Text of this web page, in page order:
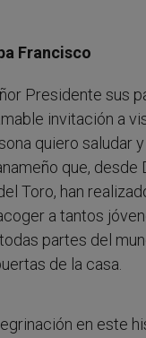
Francisco
Presidente sus
invitación a
quiero saludar
que, desde
Toro, han
a tantos
partes del
de la casa.
en este